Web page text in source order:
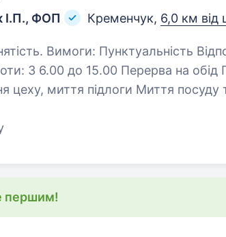
І.П., ФОП
Кременчук, 6,0 км від
Охайність
Обов’язки:
першим!